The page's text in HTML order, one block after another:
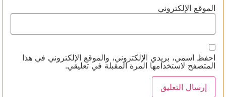
الموقع الإلكتروني
احفظ اسمي، بريدي الإلكتروني، والموقع الإلكتروني في هذا
المتصفح لاستخدامها المرة المقبلة في تعليقي.